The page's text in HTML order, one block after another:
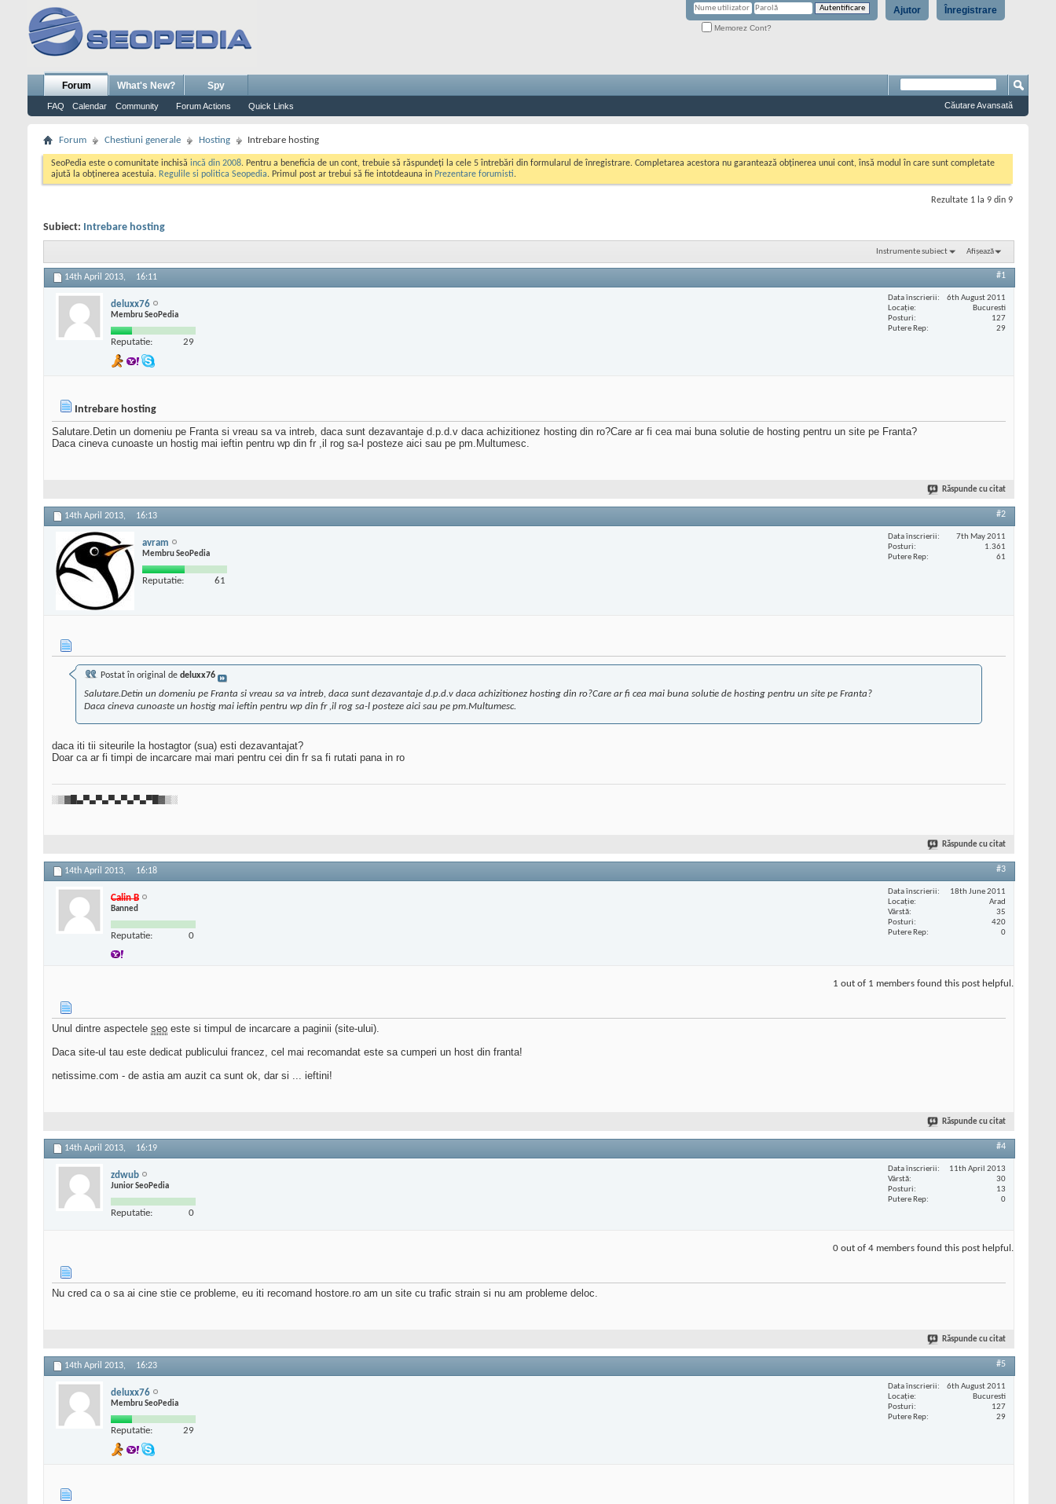
Înregistrare
Ajutor
Memorez Cont?
Forum
FAQ Calendar Community Forum Actions Quick Links
What's New? Spy
Căutare Avansată
Forum Chestiuni generale Hosting Intrebare hosting
SeoPedia este o comunitate inchisă incă din 2008. Pentru a beneficia de un cont, trebuie să răspundeți la cele 5 întrebări din formularul de înregistrare. Completarea acestora nu garantează obținerea unui cont, însă modul în care sunt completate
ajută la obținerea acestuia. Regulile si politica Seopedia. Primul post ar trebui să fie intotdeauna in Prezentare forumisti.
Rezultate 1 la 9 din 9
Subiect: Intrebare hosting
Instrumente subiect Afișează
14th April 2013, 16:11 #1
deluxx76
Membru SeoPedia
Reputatie: 29
Data înscrierii
6th August 2011
Locaţie
Bucuresti
Posturi
127
Putere Rep
29
Intrebare hosting
Salutare.Detin un domeniu pe Franta si vreau sa va intreb, daca sunt dezavantaje d.p.d.v daca achizitionez hosting din ro?Care ar fi cea mai buna solutie de hosting pentru un site pe Franta?
Daca cineva cunoaste un hostig mai ieftin pentru wp din fr ,il rog sa-l posteze aici sau pe pm.Multumesc.
Răspunde cu citat
14th April 2013, 16:13 #2
avram
Membru SeoPedia
Reputatie: 61
Data înscrierii
7th May 2011
Posturi
1.361
Putere Rep
61
Postat în original de deluxx76
Salutare.Detin un domeniu pe Franta si vreau sa va intreb, daca sunt dezavantaje d.p.d.v daca achizitionez hosting din ro?Care ar fi cea mai buna solutie de hosting pentru un site pe Franta?
Daca cineva cunoaste un hostig mai ieftin pentru wp din fr ,il rog sa-l posteze aici sau pe pm.Multumesc.
daca iti tii siteurile la hostagtor (sua) esti dezavantajat?
Doar ca ar fi timpi de incarcare mai mari pentru cei din fr sa fi rutati pana in ro
░▒▓█▄▀▄▀▄▀▄▀▄▀▄▀█▓▒░
Răspunde cu citat
14th April 2013, 16:18 #3
Calin B
Banned
Reputatie: 0
Data înscrierii
18th June 2011
Locaţie
Arad
Vârstă
35
Posturi
420
Putere Rep
0
1 out of 1 members found this post helpful.
Unul dintre aspectele seo este si timpul de incarcare a paginii (site-ului).
Daca site-ul tau este dedicat publicului francez, cel mai recomandat este sa cumperi un host din franta!
netissime.com - de astia am auzit ca sunt ok, dar si ... ieftini!
Răspunde cu citat
14th April 2013, 16:19 #4
zdwub
Junior SeoPedia
Reputatie: 0
Data înscrierii
11th April 2013
Vârstă
30
Posturi
13
Putere Rep
0
0 out of 4 members found this post helpful.
Nu cred ca o sa ai cine stie ce probleme, eu iti recomand hostore.ro am un site cu trafic strain si nu am probleme deloc.
Răspunde cu citat
14th April 2013, 16:23 #5
deluxx76
Membru SeoPedia
Reputatie: 29
Data înscrierii
6th August 2011
Locaţie
Bucuresti
Posturi
127
Putere Rep
29